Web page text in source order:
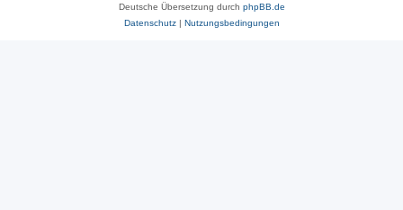
Deutsche Übersetzung durch phpBB.de
Datenschutz| Nutzungsbedingungen